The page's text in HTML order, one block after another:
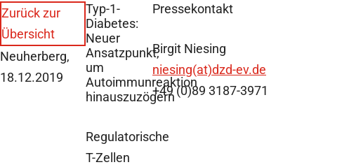
Zurück zur
Übersicht
Neuherberg,
18.12.2019
Typ-1-
Diabetes:
Neuer
Ansatzpunkt,
um
Autoimmunreaktion
hinauszuzögern
Regulatorische
T-Zellen
Pressekontakt
Birgit Niesing
niesing(at)dzd-ev.de
+49 (0)89 3187-3971